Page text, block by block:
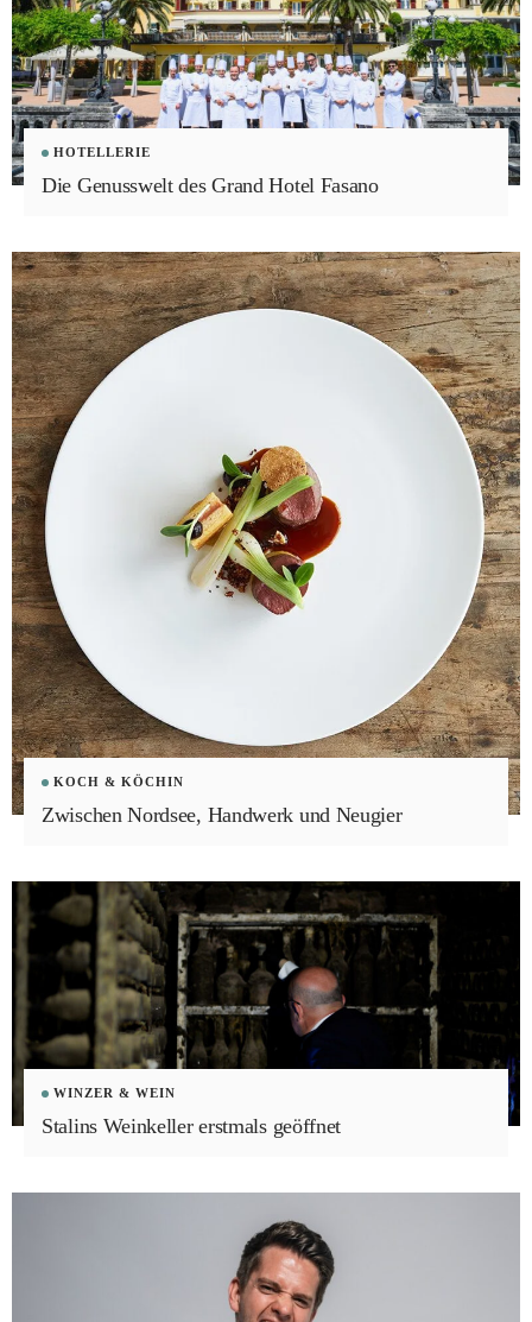
HOTELLERIE
Die Genusswelt des Grand Hotel Fasano
KOCH & KÖCHIN
Zwischen Nordsee, Handwerk und Neugier
WINZER & WEIN
Stalins Weinkeller erstmals geöffnet